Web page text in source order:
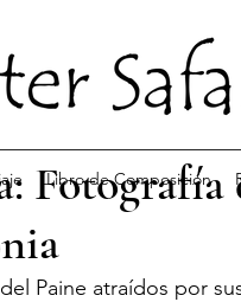
Libro de Composición
Fotografía
Paine atraídos por